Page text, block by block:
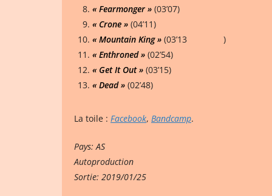
« Fearmonger » (03’07)
« Crone » (04’11)
« Mountain King » (03’13 )
« Enthroned » (02’54)
« Get It Out » (03’15)
« Dead » (02’48)
La toile : Facebook, Bandcamp.
Pays: AS
Autoproduction
Sortie: 2019/01/25